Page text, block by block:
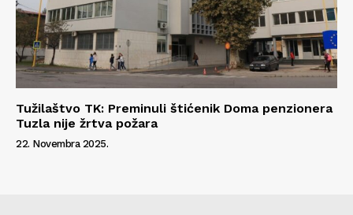
Tužilaštvo TK: Preminuli štićenik Doma penzionera
Tuzla nije žrtva požara
22. Novembra 2025.